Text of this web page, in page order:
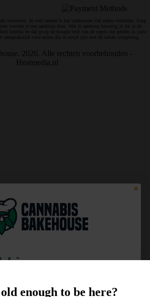
enough to be here?
souvenirs. In veel landen is het ontkiemen van zaden verboden. Zorg
voordat je een aankoop doet. Met je aankoop bevestig je dat je de
bereikt en dat je op de hoogte bent van de regels die gelden in jouw
aansprakelijk voor acties die in strijd zijn met de lokale wetgeving.
2026. Alle rechten voorbehouden -
Heatmedia.nl
je aan voor
korting